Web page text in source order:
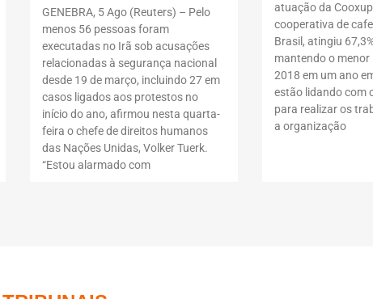
GENEBRA, 5 Ago (Reuters) – Pelo
menos 56 pessoas foram
executadas no Irã sob acusações
relacionadas à segurança nacional
desde 19 de março, incluindo 27 em
casos ligados aos protestos no
início do ano, afirmou nesta quarta-
feira o chefe de direitos humanos
das Nações Unidas, Volker Tuerk.
“Estou alarmado com
atuação da
cooperativa de
Brasil, atingiu
mantendo o menor
2018 em um ano
estão lidando com
para realizar os
a organização